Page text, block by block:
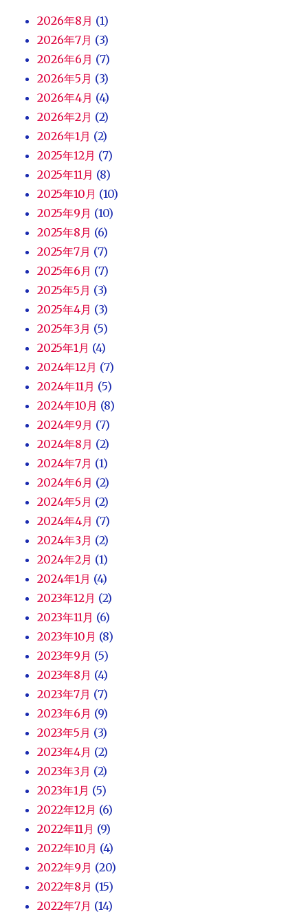
2026年8月 (1)
2026年7月 (3)
2026年6月 (7)
2026年5月 (3)
2026年4月 (4)
2026年2月 (2)
2026年1月 (2)
2025年12月 (7)
2025年11月 (8)
2025年10月 (10)
2025年9月 (10)
2025年8月 (6)
2025年7月 (7)
2025年6月 (7)
2025年5月 (3)
2025年4月 (3)
2025年3月 (5)
2025年1月 (4)
2024年12月 (7)
2024年11月 (5)
2024年10月 (8)
2024年9月 (7)
2024年8月 (2)
2024年7月 (1)
2024年6月 (2)
2024年5月 (2)
2024年4月 (7)
2024年3月 (2)
2024年2月 (1)
2024年1月 (4)
2023年12月 (2)
2023年11月 (6)
2023年10月 (8)
2023年9月 (5)
2023年8月 (4)
2023年7月 (7)
2023年6月 (9)
2023年5月 (3)
2023年4月 (2)
2023年3月 (2)
2023年1月 (5)
2022年12月 (6)
2022年11月 (9)
2022年10月 (4)
2022年9月 (20)
2022年8月 (15)
2022年7月 (14)